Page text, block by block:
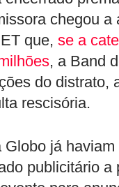
chegou a
que, se a
, a Band
do distrato,
rescisória.
já
publicitário a